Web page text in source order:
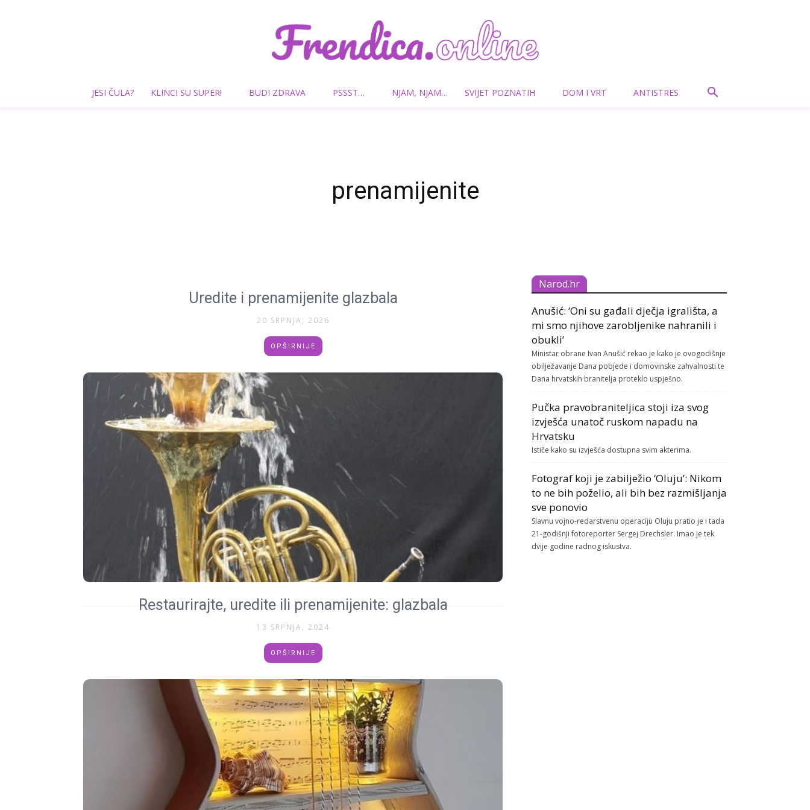
Frendica.online
JESI ČULA? KLINCI SU SUPER! BUDI ZDRAVA PSSST… NJAM, NJAM… SVIJET POZNATIH DOM I VRT ANTISTRES
prenamijenite
Uredite i prenamijenite glazbala
20 SRPNJA, 2026
OPŠIRNIJE
Restaurirajte, uredite ili prenamijenite: glazbala
13 SRPNJA, 2024
OPŠIRNIJE
Narod.hr
Anušić: ‘Oni su gađali dječja igrališta, a
mi smo njihove zarobljenike nahranili i
obukli’
Ministar obrane Ivan Anušić rekao je kako je ovogodišnje
obilježavanje Dana pobjede i domovinske zahvalnosti te
Dana hrvatskih branitelja proteklo uspješno.
Pučka pravobraniteljica stoji iza svog
izvješća unatoč ruskom napadu na
Hrvatsku
Ističe kako su izvješća dostupna svim akterima.
Fotograf koji je zabilježio ‘Oluju’: Nikom
to ne bih poželio, ali bih bez razmišljanja
sve ponovio
Slavnu vojno-redarstvenu operaciju Oluju pratio je i tada
21-godišnji fotoreporter Sergej Drechsler. Imao je tek
dvije godine radnog iskustva.